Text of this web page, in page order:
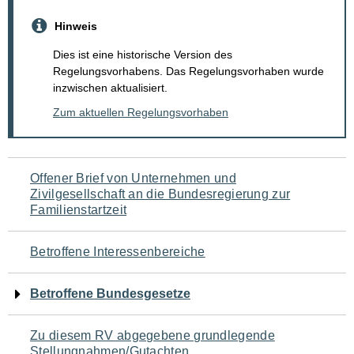
Hinweis
Dies ist eine historische Version des
Regelungsvorhabens. Das Regelungsvorhaben wurde
inzwischen aktualisiert.
Zum aktuellen Regelungsvorhaben
Navigation
für
den
Seiteninhalt
Offener Brief von Unternehmen und
Zivilgesellschaft an die Bundesregierung zur
Familienstartzeit
Betroffene Interessenbereiche
Betroffene Bundesgesetze
Zu diesem RV abgegebene grundlegende